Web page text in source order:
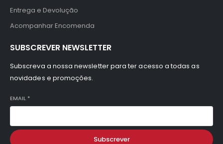
Entrega e Devolução
Acompanhar Encomenda
SUBSCREVER NEWSLETTER
Subscreva a nossa newsletter para ter acesso a todas as
novidades e promoções.
EMAIL *
Subscrever